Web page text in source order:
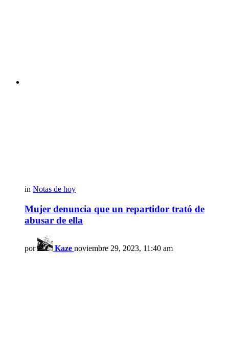
in Notas de hoy
Mujer denuncia que un repartidor trató de
abusar de ella
por Kaze noviembre 29, 2023, 11:40 am